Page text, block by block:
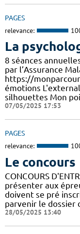
PAGES
relevance:
La
8 séances
par l’Assurance
https://
émotions
silhouettes Mon
07/05/2025 17:53
PAGES
relevance:
Le concours
CONCOURS
présenter aux
doivent se pré
parvenir le dossier
28/05/2025 13:40